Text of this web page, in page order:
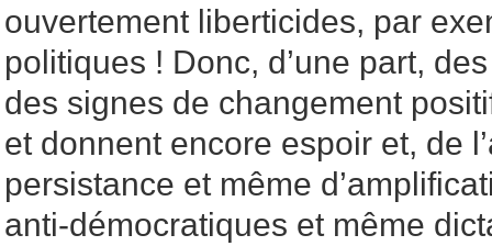
ouvertement liberticides, par
politiques ! Donc, d’une part,
des signes de changement
et donnent encore espoir et, de
persistance et même
anti-démocratiques et même